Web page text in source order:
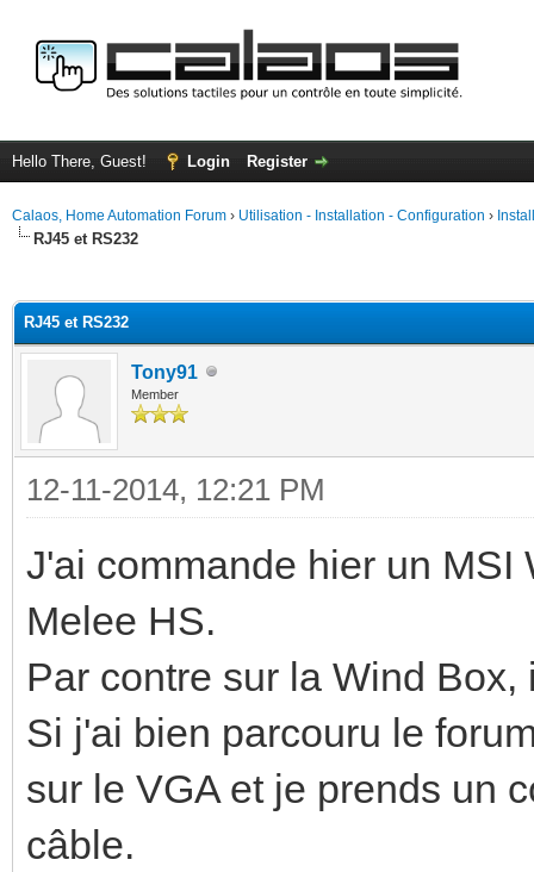
Hello There, Guest! Login Register
Calaos, Home Automation Forum › Utilisation - Installation - Configuration ›
RJ45 et RS232
RJ45 et RS232
Tony91
Member
12-11-2014, 12:21 PM
J'ai commande hier un MSI
Melee HS.
Par contre sur la Wind
Si j'ai bien parcouru le
sur le VGA et je prends un
câble.